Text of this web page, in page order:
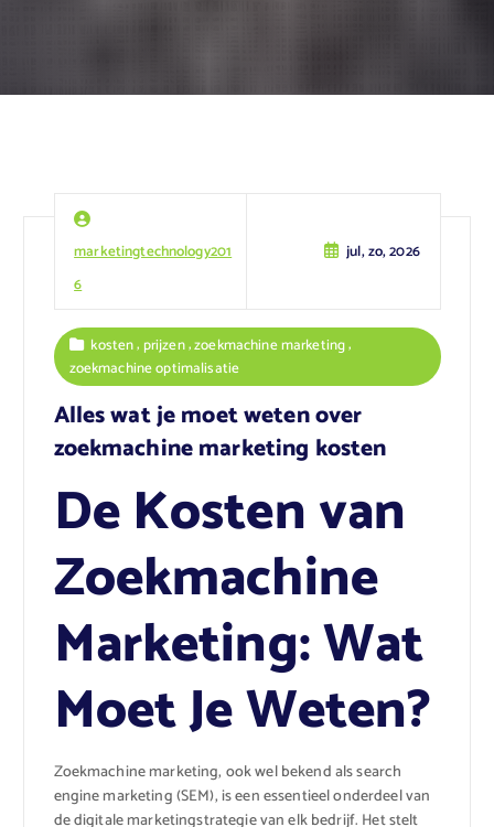
marketingtechnology201
6
jul, zo, 2026
kosten,prijzen,zoekmachine marketing,
zoekmachine optimalisatie
Alles wat je moet weten over
zoekmachine marketing kosten
De Kosten van
Zoekmachine
Marketing: Wat
Moet Je Weten?
Zoekmachine marketing, ook wel bekend als search
engine marketing (SEM), is een essentieel onderdeel van
de digitale marketingstrategie van elk bedrijf. Het stelt